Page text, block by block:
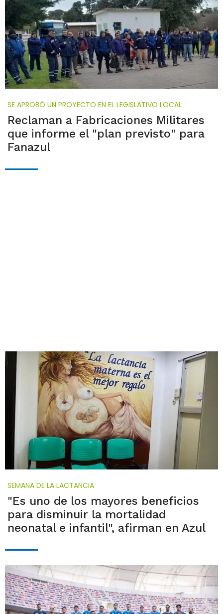
SE APROBÓ UN PROYECTO EN EL LEGISLATIVO LOCAL
Reclaman a Fabricaciones Militares
que informe el "plan previsto" para
Fanazul
SEMANA DE LA LACTANCIA
"Es uno de los mayores beneficios
para disminuir la mortalidad
neonatal e infantil", afirman en Azul